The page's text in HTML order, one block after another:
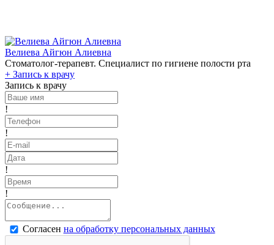
Велиева Айгюн Алиевна
Стоматолог-терапевт. Специалист по гигиене полости рта
+ Запись к врачу
Запись к врачу
!
!
!
!
Согласен на обработку персональных данных